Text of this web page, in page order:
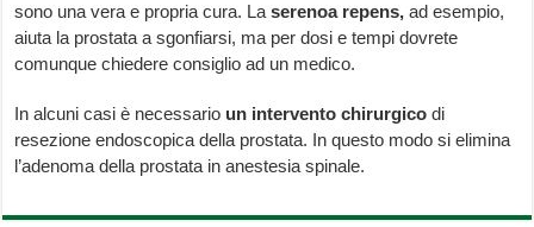
sono una vera e propria cura. Laserenoa repens, ad esempio,
aiuta la prostata a sgonfiarsi, ma per dosi e tempi dovrete
comunque chiedere consiglio ad un medico.
In alcuni casi è necessario un intervento chirurgico di
resezione endoscopica della prostata. In questo modo si elimina
l’adenoma della prostata in anestesia spinale.